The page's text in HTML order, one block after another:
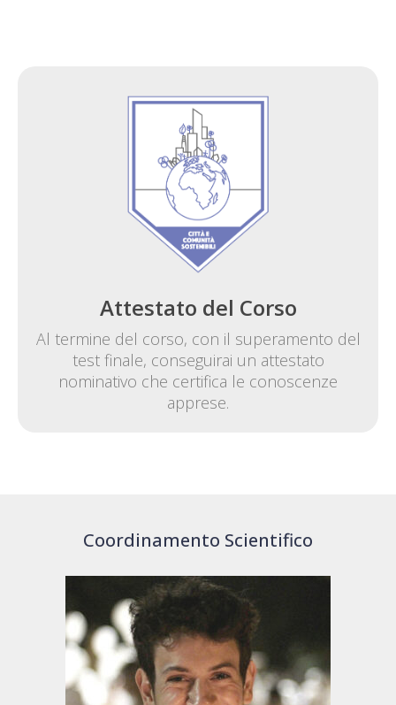
Attestato del Corso
Al termine del corso, con il superamento del
test finale, conseguirai un attestato
nominativo che certifica le conoscenze
apprese.
Coordinamento Scientifico